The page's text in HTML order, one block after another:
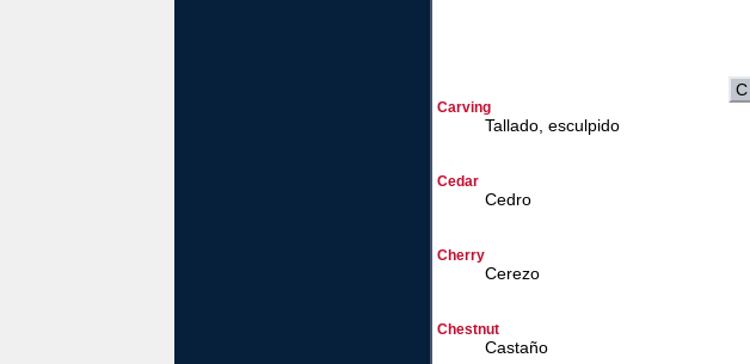
C
Carving
Tallado, esculpido
Cedar
Cedro
Cherry
Cerezo
Chestnut
Castaño